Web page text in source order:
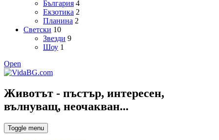
България 4
Екзотика 2
Планина 2
Светски 10
Звезди 9
Шоу 1
Open
Животът - пъстър, интересен,
вълнуващ, неочакван...
Toggle menu